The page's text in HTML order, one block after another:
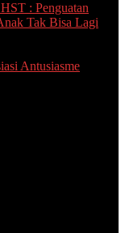
: Penguatan
Tak Bisa ‎Lagi
Antusiasme